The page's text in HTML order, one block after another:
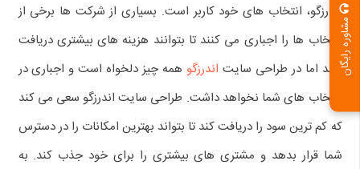
مشاوره رایگان
اندرزگو، انتخاب های خود کاربر است. بسیاری از شرکت ها برخی از
انتخاب ها را اجباری می کنند تا بتوانند هزینه های بیشتری دریافت
کنند اما در طراحی سایت اندرزگو همه چیز دلخواه است و اجباری در
انتخاب های شما نخواهد داشت. طراحی سایت اندرزگو سعی می کند
که کم ترین سود را دریافت کند تا بتواند بهترین امکانات را در دسترس
شما قرار بدهد و مشتری های بیشتری را برای خود جذب کند. به